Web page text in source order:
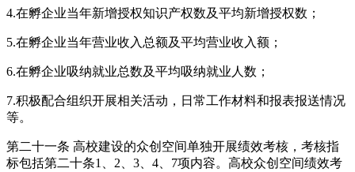
4.在孵企业当年新增授权知识产权数及平均新增授权数；
5.在孵企业当年营业收入总额及平均营业收入额；
6.在孵企业吸纳就业总数及平均吸纳就业人数；
7.积极配合组织开展相关活动，日常工作材料和报表报送情况
等。
第二十一条 高校建设的众创空间单独开展绩效考核，考核指
标包括第二十条1、2、3、4、7项内容。高校众创空间绩效考